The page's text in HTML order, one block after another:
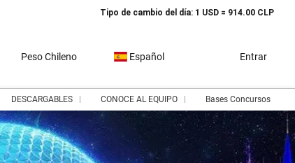
Tipo de cambio del día: 1 USD = 914.00 CLP
Peso Chileno Español Entrar
DESCARGABLES CONOCE AL EQUIPO Bases Concursos